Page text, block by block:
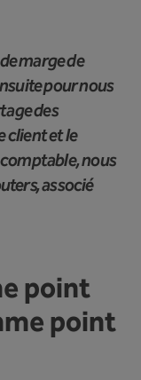
marge de
pour nous
des
client et le
nous
associé
point
point